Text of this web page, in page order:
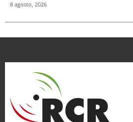
8 agosto, 2026